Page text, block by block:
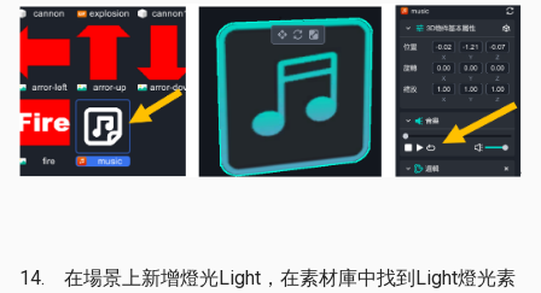
14. 在場景上新增燈光Light，在素材庫中找到Light燈光素